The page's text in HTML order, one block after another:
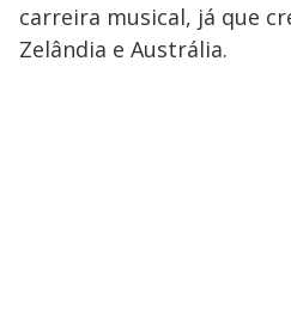
carreira musical, já que
Zelândia e Austrália.